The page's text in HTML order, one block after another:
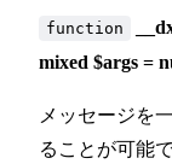
function
mixed $args =
メッセージを
ることが可能